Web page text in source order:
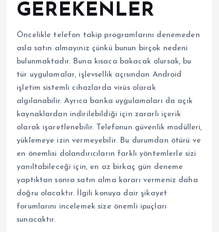
GEREKENLER
Öncelikle telefon takip programlarını denemeden
asla satın almayınız çünkü bunun birçok nedeni
bulunmaktadır. Buna kısaca bakacak olursak, bu
tür uygulamalar, işlevsellik açısından Android
işletim sistemli cihazlarda virüs olarak
algılanabilir. Ayrıca banka uygulamaları da açık
kaynaklardan indirilebildiği için zararlı içerik
olarak işaretlenebilir. Telefonun güvenlik modülleri,
yüklemeye izin vermeyebilir. Bu durumdan ötürü ve
en önemlisi dolandırıcıların farklı yöntemlerle sizi
yanıltabileceği için, en az birkaç gün deneme
yaptıktan sonra satın alma kararı vermeniz daha
doğru olacaktır. İlgili konuya dair şikayet
forumlarını incelemek size önemli ipuçları
sunacaktır.